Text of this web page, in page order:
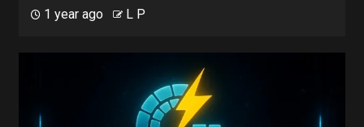
1 year ago L P